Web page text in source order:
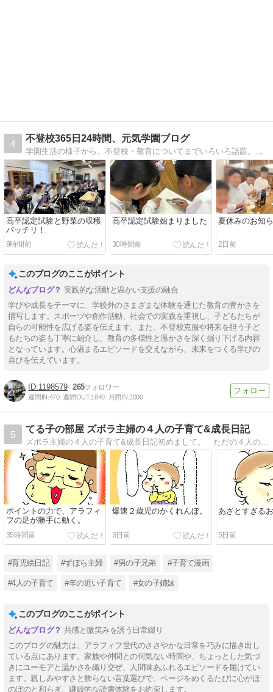
4
不登校365日24時間、元気学園ブログ
高卒認定試験と野菜の収穫
バッチリ！
9時間前
高卒認定試験始まりました
30時間前
夏休みのお知
2日前
このブログのここがポイント
実践的な活動と温かい支援の融合
学びや成長をテーマに、学校外のさまざまな体験を通じた教育の豊かさを
描写します。スポーツや創作活動、社会での実践を重視し、子どもたちが
自らの可能性を広げる姿を伝えます。また、不登校克服や将来を担う子ど
もたちの姿も丁寧に紹介し、教育の多様性と温かさを深く掘り下げる内容
となっています。心温まるエピソードを交えながら、未来をつくる学びの
喜びを伝えています。
1198579 265
週間IN:470 週間OUT:1840 月間IN:2000
5
てる子の部屋 ズボラ主婦の４人の子育て&成長日記
ズボラ主婦の４人の子育て&成長日記初めまして。 ただの４人の子持ちの主婦、てる子と申します。このブログは、私の日常をならべています。少しでもクスリッと笑ってもらえたり、「あるある〜！」と思えてもらえたらこれ幸いです。
ポイントの力で、アラフィ
フの足が勝手に動く。
35時間前
爆速２歳児のかくれんぼ。
3日前
あざとすぎる
5日前
#育児絵日記 #ずぼら主婦 #男の子兄弟 #子育て漫画
#4人の子育て #年の近い子育て #女の子姉妹
このブログのここがポイント
共感と微笑みを誘う日常綴り
このブログの魅力は、アラフィフ世代のささやかな日常を巧みに描き出し
ている点にあります。家族や仲間との何気ない時間や、ちょっとした気づ
きにユーモアと温かさを織り交ぜ、人間味あふれるエピソードを届けてい
ます。親しみやすさと飾らない言葉選びで、ページをめくるたびに心がほ
のぼのと和らぎ、継続的な読書体験をお約束します。